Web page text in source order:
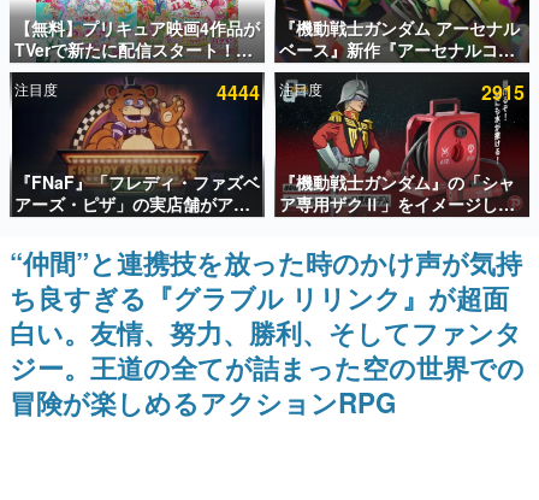
アプリセール情報
インタビュー
連載・特集一覧
殿堂入り記事
SNS拡散数が数千以上！ ページビュー数万以上！ などな
ど。多くの人々に読まれた、電ファミ渾身の“殿堂入り”記
事をまとめました。
ゲームの企画書
名作ゲームクリエイターの方々に製作時のエピソードをお
聞きし、ヒットする企画（ゲーム）とは何か？を探ってい
きます。
赫本
この物語を解いてはいけない。『赫本』は、〈試験問題〉
の形をした短編ホラー小説集です。
【無料】プリキュア映画4作品が
TVerで新たに配信スタート！な
んと2018年～2024年の映画ほぼ
すべてが見放題に、ぶっちゃけ
ありえないラインナップ
『機動戦士ガンダム アーセナル
ベース』新作『アーセナルコマ
ンダー』発表！8月28日からオ
ープンベータテスト開催、2027
年2月下旬に稼働予定
注目度 4444
『FNaF』「フレディ・ファズベ
アーズ・ピザ」の実店舗がアメ
リカの商業施設「American
Dream」に2027年オープン！
ScottGamesとの共同開発、食
事だけでなくステージショーや
没入型のホラー体験も楽しめる
注目度 2915
『機動戦士ガンダム』の「シャ
ア専用ザクⅡ」をイメージした
散水ホースリールが予約開始。
本体にはシャアのパーソナルマ
ークやジオン公国軍のエンブレ
ム、型式番号などを配置
“仲間”と連携技を放った時のかけ声が気持
ち良すぎる『グラブル リリンク』が超面
白い。友情、努力、勝利、そしてファンタ
ジー。王道の全てが詰まった空の世界での
冒険が楽しめるアクションRPG